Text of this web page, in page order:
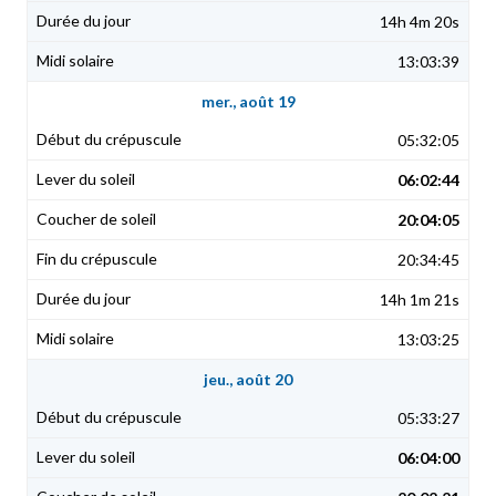
14h 4m 20s
13:03:39
mer., août 19
05:32:05
06:02:44
20:04:05
20:34:45
14h 1m 21s
13:03:25
jeu., août 20
05:33:27
06:04:00